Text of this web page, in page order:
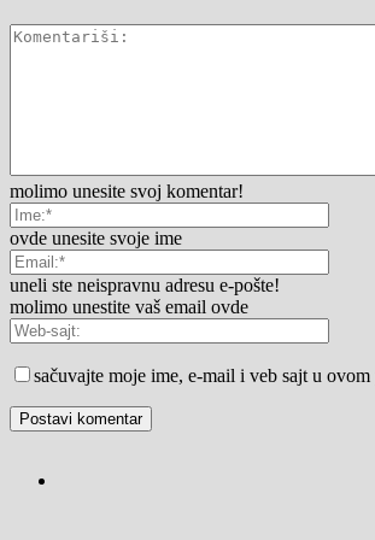
molimo unesite svoj komentar!
ovde unesite svoje ime
uneli ste neispravnu adresu e-pošte!
molimo unestite vaš email ovde
sačuvajte moje ime, e-mail i veb sajt u